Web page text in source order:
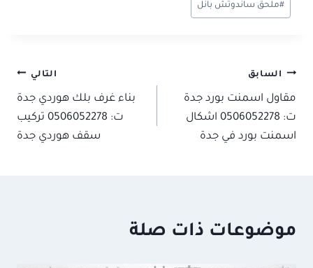
#ملحق ساندوتش بانل
تصفّح
المقالات
السابق
مقاول اسمنت بورد جدة
ت: 0506052278 اشكال
اسمنت بورد في جدة
التالي
بناء غرف بلك هوردي جدة
ت: 0506052278 تركيب
سقف هوردي جدة
موضوعات ذات صلة